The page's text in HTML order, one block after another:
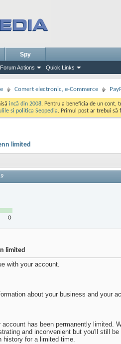
Forum Actions Quick Links
Spy
Comert electronic, e-Commerce
incă din 2008. Pentru a beneficia de un
si politica Seopedia. Primul post ar trebui să
limited
0
limited
with your account.
about your business and your
has been permanently limited.
and inconvenient but you'll still be
history for a limited time.